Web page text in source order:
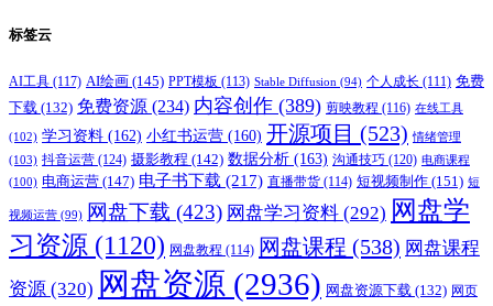
标签云
AI工具 (117) AI绘画 (145) PPT模板 (113) Stable Diffusion (94) 个人成长 (111) 免费
下载 (132) 免费资源 (234) 内容创作 (389) 剪映教程 (116) 在线工具
(102) 学习资料 (162) 小红书运营 (160) 开源项目 (523) 情绪管理
(103) 抖音运营 (124) 摄影教程 (142) 数据分析 (163) 沟通技巧 (120) 电商课程
(100) 电商运营 (147) 电子书下载 (217) 直播带货 (114) 短视频制作 (151) 短
视频运营 (99) 网盘下载 (423) 网盘学习资料 (292) 网盘学
习资源 (1120) 网盘教程 (114) 网盘课程 (538) 网盘课程
资源 (320) 网盘资源 (2936) 网盘资源下载 (132) 网页